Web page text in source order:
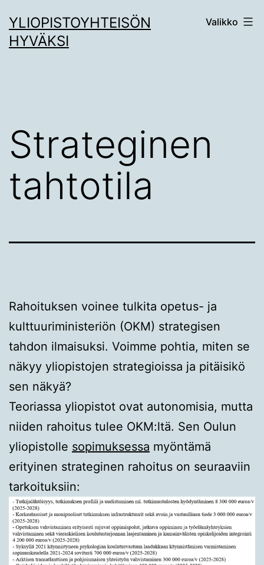
sisältöön
YLIOPISTOYHTEISÖN
HYVÄKSI
Valikko
Strateginen
tahtotila
Rahoituksen voinee tulkita opetus- ja
kulttuuriministeriön (OKM) strategisen
tahdon ilmaisuksi. Voimme pohtia, miten se
näkyy yliopistojen strategioissa ja pitäisikö
sen näkyä?
Teoriassa yliopistot ovat autonomisia, mutta
niiden rahoitus tulee OKM:ltä. Sen Oulun
yliopistolle sopimuksessa myöntämä
erityinen strateginen rahoitus on seuraaviin
tarkoituksiin: